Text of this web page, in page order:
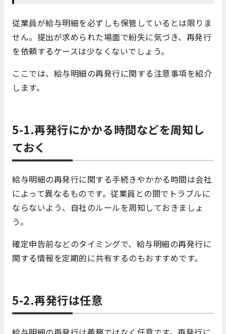
従業員が給与明細を必ずしも保管しているとは限りま
せん。提出が求められた場面で紛失に気づき、再発行
を依頼するケースは少なくないでしょう。
ここでは、給与明細の再発行に関する注意事項を紹介
します。
5-1.再発行にかかる時間などを周知し
ておく
給与明細の再発行に関する手続きやかかる時間は会社
によって異なるものです。従業員との間でトラブルに
ならないよう、自社のルールを周知しておきましょ
う。
確定申告前などのタイミングで、給与明細の再発行に
関する情報を定期的に共有するのもおすすめです。
5-2.再発行は任意